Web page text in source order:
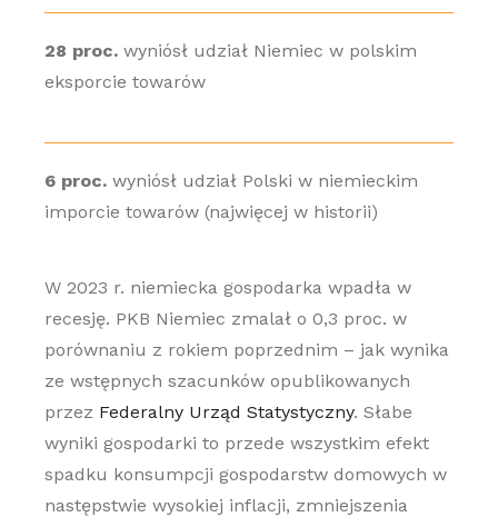
28 proc.wyniósł udział Niemiec w polskim
eksporcie towarów
6 proc.wyniósł udział Polski w niemieckim
imporcie towarów (najwięcej w historii)
W 2023 r. niemiecka gospodarka wpadła w
recesję. PKB Niemiec zmalał o 0,3 proc. w
porównaniu z rokiem poprzednim – jak wynika
ze wstępnych szacunków opublikowanych
przez Federalny Urząd Statystyczny. Słabe
wyniki gospodarki to przede wszystkim efekt
spadku konsumpcji gospodarstw domowych w
następstwie wysokiej inflacji, zmniejszenia